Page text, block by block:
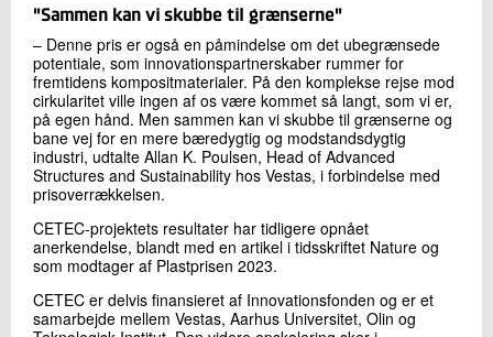
"Sammen kan vi skubbe til grænserne"
– Denne pris er også en påmindelse om det ubegrænsede
potentiale, som innovationspartnerskaber rummer for
fremtidens kompositmaterialer. På den komplekse rejse mod
cirkularitet ville ingen af os være kommet så langt, som vi er,
på egen hånd. Men sammen kan vi skubbe til grænserne og
bane vej for en mere bæredygtig og modstandsdygtig
industri, udtalte Allan K. Poulsen, Head of Advanced
Structures and Sustainability hos Vestas, i forbindelse med
prisoverrækkelsen.
CETEC-projektets resultater har tidligere opnået
anerkendelse, blandt med en artikel i tidsskriftet Nature og
som modtager af Plastprisen 2023.
CETEC er delvis finansieret af Innovationsfonden og er et
samarbejde mellem Vestas, Aarhus Universitet, Olin og